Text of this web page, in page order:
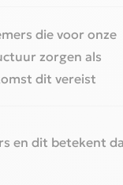
die voor onze
zorgen als
dit vereist‎
en dit betekent